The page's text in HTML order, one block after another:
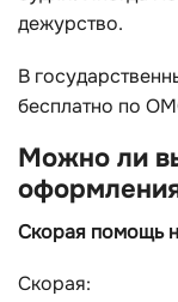
дежурство.
В
бесплатно по
Можно ли
Скорая помощь
Скорая: